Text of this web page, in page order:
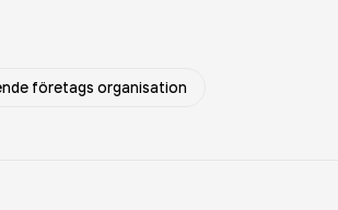
företags organisation